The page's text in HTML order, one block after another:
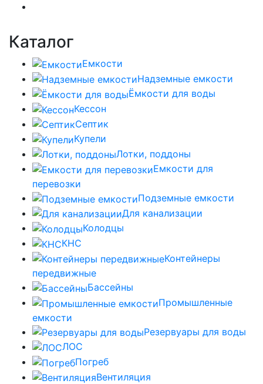
Каталог
Емкости
Надземные емкости
Ёмкости для воды
Кессон
Септик
Купели
Лотки, поддоны
Емкости для
перевозки
Подземные емкости
Для канализации
Колодцы
КНС
Контейнеры
передвижные
Бассейны
Промышленные
емкости
Резервуары для воды
ЛОС
Погреб
Вентиляция